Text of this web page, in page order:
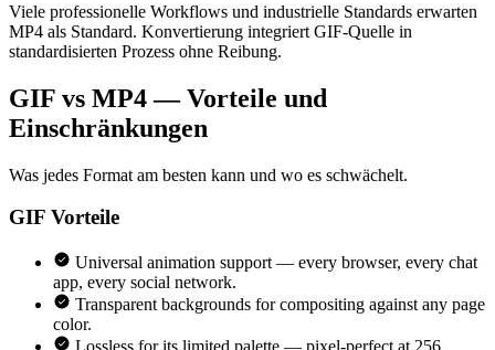
Viele professionelle Workflows und industrielle Standards erwarten
MP4 als Standard. Konvertierung integriert GIF-Quelle in
standardisierten Prozess ohne Reibung.
GIF vs MP4 — Vorteile und
Einschränkungen
Was jedes Format am besten kann und wo es schwächelt.
GIF Vorteile
Universal animation support — every browser, every chat
app, every social network.
Transparent backgrounds for compositing against any page
color.